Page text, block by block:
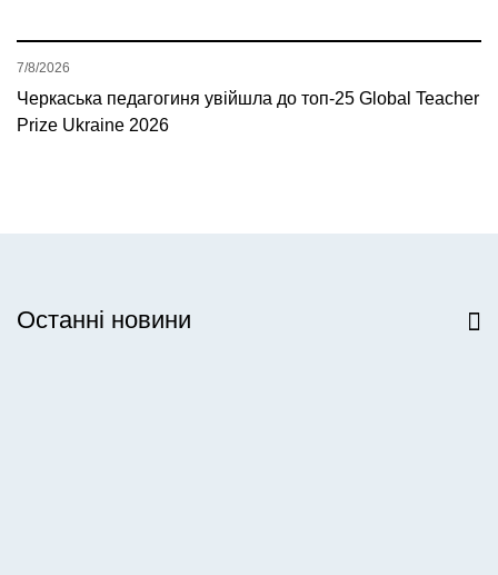
Черкаська педагогиня увійшла до топ-25 Global Teacher
Prize Ukraine 2026
7/8/2026
Останні новини